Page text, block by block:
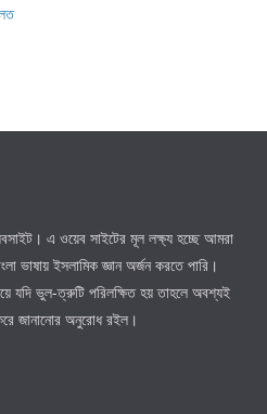
এ ওয়েব সাইটের মূল লক্ষ্য হচ্ছে আমরা
ভাষায় ইসলামিক জ্ঞান অর্জন করতে পারি।
যদি ভুল-ত্রুটি পরিলক্ষিত হয় তাহলে অবশ্যই
জানানোর অনুরোধ রইল।